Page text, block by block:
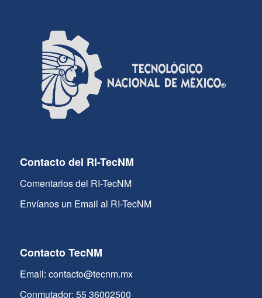
Contacto del RI-TecNM
Comentarios del RI-TecNM
Envíanos un Email al RI-TecNM
Contacto TecNM
Email: contacto@tecnm.mx
Conmutador: 55 36002500